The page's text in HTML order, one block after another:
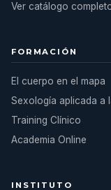
Ver catálogo
FORMACIÓN
El cuerpo en el mapa
Sexología aplicada a
Training Clínico
Academia Online
INSTITUTO